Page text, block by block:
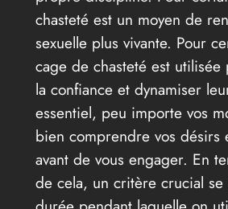
chasteté est un moyen de
sexuelle plus vivante. Pour
cage de chasteté est
la confiance et dynamiser
essentiel, peu importe vos
bien comprendre vos désirs
avant de vous engager. En
de cela, un critère crucial